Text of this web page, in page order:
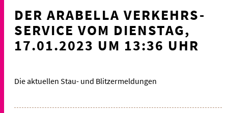
DER ARABELLA VERKEHRS-
SERVICE VOM DIENSTAG,
17.01.2023 UM 13:36 UHR
Die aktuellen Stau- und Blitzermeldungen